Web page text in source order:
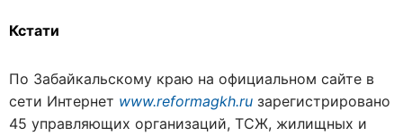
Кстати
По Забайкальскому краю на официальном сайте в
сети Интернет www.reformagkh.ru зарегистрировано
45 управляющих организаций, ТСЖ, жилищных и